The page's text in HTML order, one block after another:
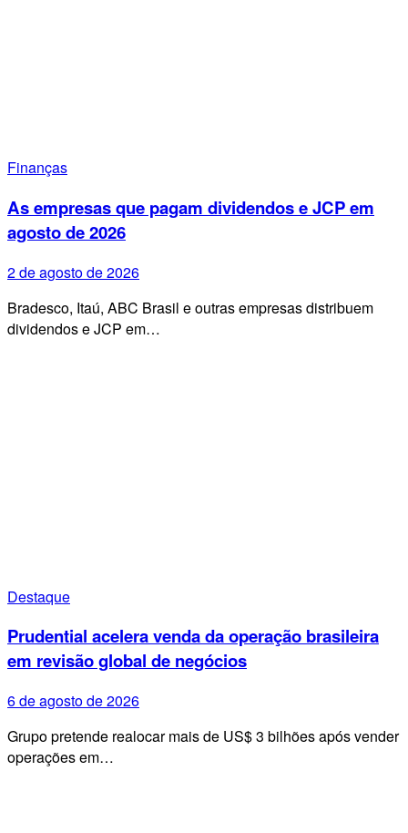
Finanças
As empresas que pagam dividendos e JCP em
agosto de 2026
2 de agosto de 2026
Bradesco, Itaú, ABC Brasil e outras empresas distribuem
dividendos e JCP em…
Destaque
Prudential acelera venda da operação brasileira
em revisão global de negócios
6 de agosto de 2026
Grupo pretende realocar mais de US$ 3 bilhões após vender
operações em…